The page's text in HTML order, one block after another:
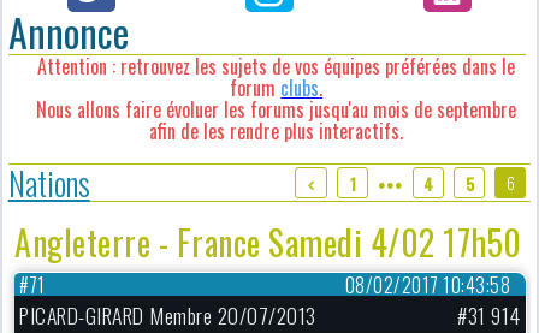
Annonce
Attention : retrouvez les sujets de vos équipes préférées dans le
forum clubs.
Nous allons faire évoluer les forums jusqu'au mois de septembre
afin de les rendre plus interactifs.
Nations 1 ●●● 4 5 6
Angleterre - France Samedi 4/02 17h50
08/02/2017 10:43:58
#71
PICARD-GIRARD Membre 20/07/2013
#31 914